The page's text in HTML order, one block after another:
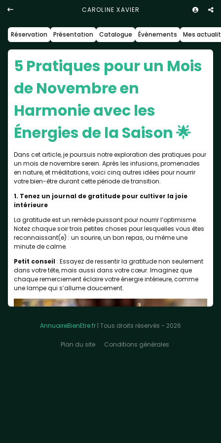
CAROLINE XAVIER
Réservation Présentation Catalogue Évènements Mes
5 Pratiques pour un Mois
de Novembre en
Harmonie avec les
Énergies de la Saison 🌟
Dans cet article, je poursuis notre exploration des pratiques pour
un mois de novembre serein. Après les infusions, promenades
en nature, et méditations, voici cinq autres idées pour nourrir
votre bien-être durant cette période de transition.
1. Tenez un journal de gratitude pour cultiver la joie
intérieure
La gratitude est un remède puissant pour nourrir l’optimisme.
Notez chaque soir trois petites choses pour lesquelles vous êtes
reconnaissant(e) : un sourire, un bon repas, ou même une
minute de calme.
Petit conseil : Essayez de ressentir la gratitude non seulement
dans votre tête, mais aussi dans votre cœur. Imaginez que
chaque remerciement éclaire votre énergie intérieure, comme
une lampe qui s’allume doucement.
AnnuaireBienEtre.fr | Tous droits réservés - 2026
Plan du site Conditions générales